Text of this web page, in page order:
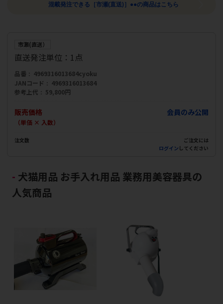
混載発注できる［市瀬(直送)］●●の商品はこちら
市瀬(直送）
直送発注単位：1点
品番
4969316013684cyoku
JANコード
4969316013684
参考上代
59,800円
販売価格
（単価 × 入数）
会員のみ公開
注文数
ご注文には
ログイン してください
犬猫用品 お手入れ用品 業務用美容器具の
人気商品